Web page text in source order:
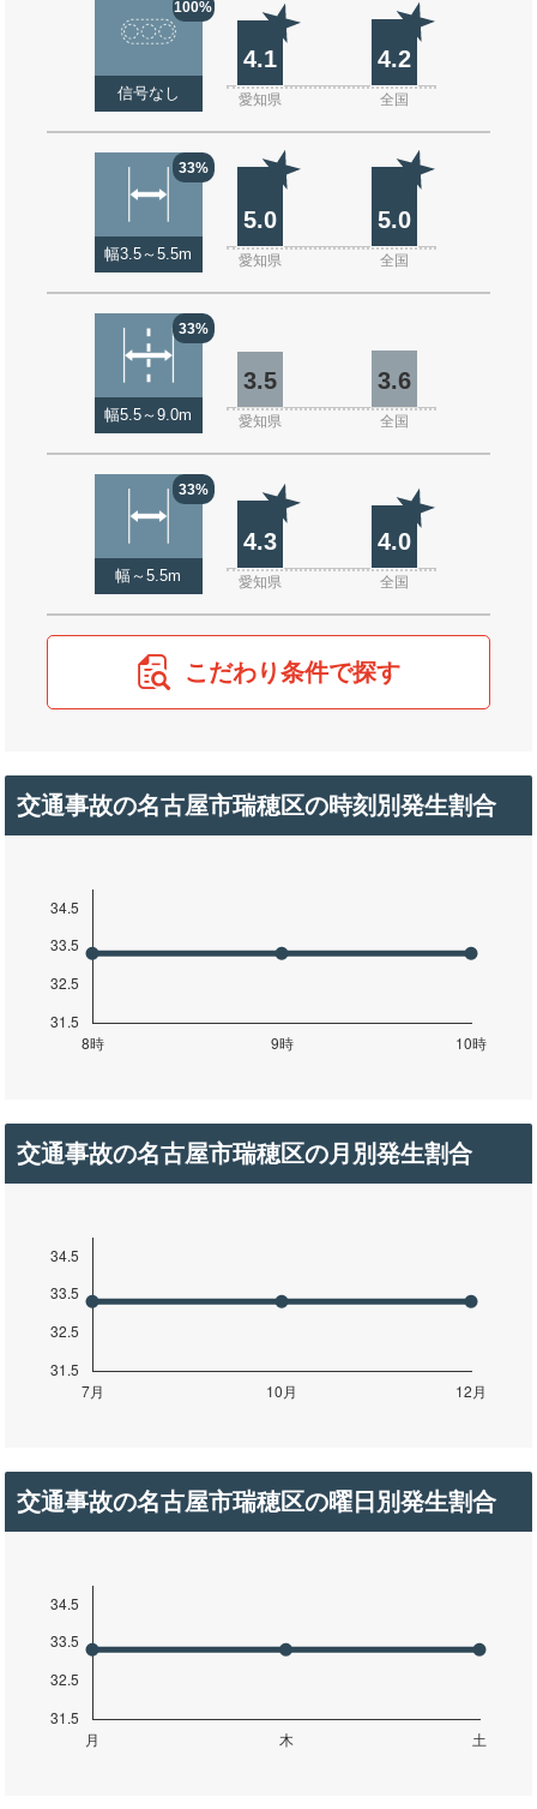
100%
信号なし
4.1 4.2
愛知県 全国
33%
幅3.5～5.5m
5.0 5.0
愛知県 全国
33%
幅5.5～9.0m
3.5 3.6
愛知県 全国
33%
幅～5.5m
4.3 4.0
愛知県 全国
こだわり条件で探す
交通事故の名古屋市瑞穂区の時刻別発生割合
交通事故の名古屋市瑞穂区の月別発生割合
交通事故の名古屋市瑞穂区の曜日別発生割合